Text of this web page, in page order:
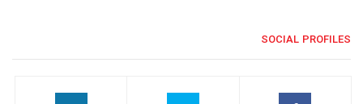
SOCIAL PROFILES